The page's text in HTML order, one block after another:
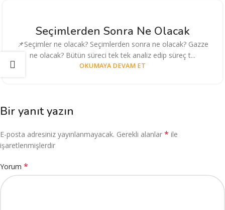
Seçimlerden Sonra Ne Olacak
📌Seçimler ne olacak? Seçimlerden sonra ne olacak? Gazze
ne olacak? Bütün süreci tek tek analiz edip süreç t...
OKUMAYA DEVAM ET
Bir yanıt yazın
E-posta adresiniz yayınlanmayacak. Gerekli alanlar * ile
işaretlenmişlerdir
Yorum *